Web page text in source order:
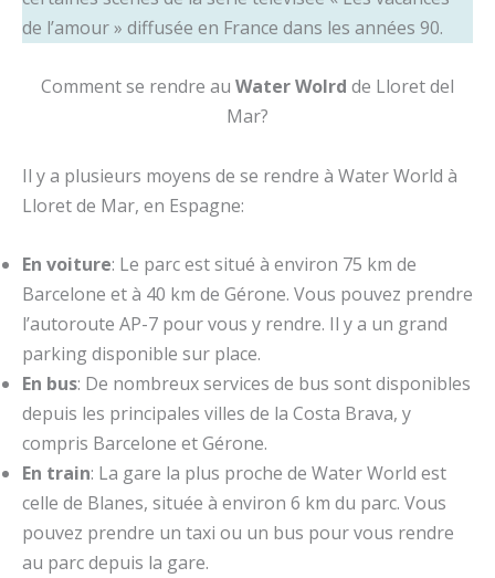
de l’amour » diffusée en France dans les années 90.
Comment se rendre au Water Wolrd de Lloret del
Mar?
Il y a plusieurs moyens de se rendre à Water World à
Lloret de Mar, en Espagne:
En voiture: Le parc est situé à environ 75 km de
Barcelone et à 40 km de Gérone. Vous pouvez prendre
l’autoroute AP-7 pour vous y rendre. Il y a un grand
parking disponible sur place.
En bus: De nombreux services de bus sont disponibles
depuis les principales villes de la Costa Brava, y
compris Barcelone et Gérone.
En train: La gare la plus proche de Water World est
celle de Blanes, située à environ 6 km du parc. Vous
pouvez prendre un taxi ou un bus pour vous rendre
au parc depuis la gare.